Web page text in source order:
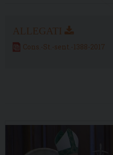
Cons.-St.-sent.-1388-2017